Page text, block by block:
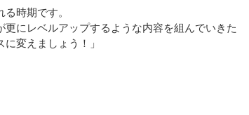
時期です。
にレベルアップするような内容を組んでいきた
変えましょう！」